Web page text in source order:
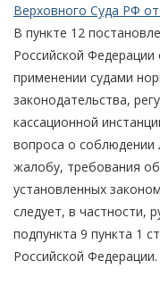
Верховного Суда РФ
В пункте 12
Российской Федерации
применении судами
законодательства,
кассационной
вопроса о
жалобу, требования
установленных
следует, в частности,
подпункта 9 пункта 1
Российской Федерации.